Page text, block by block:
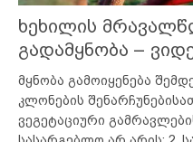
ხეხილის
გადამყნობა –
მყნობა გამოიყენება
კლონების
ვეგეტაციური